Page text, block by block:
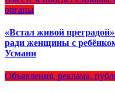
органы
«Встал живой
ради женщины с
Усмани
Объявления, реклама,